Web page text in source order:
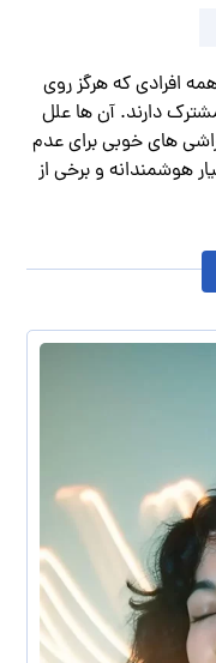
افرادی که هرگز روی
دارند. آن ها علل
های خوبی برای عدم
هوشمندانه و برخی از